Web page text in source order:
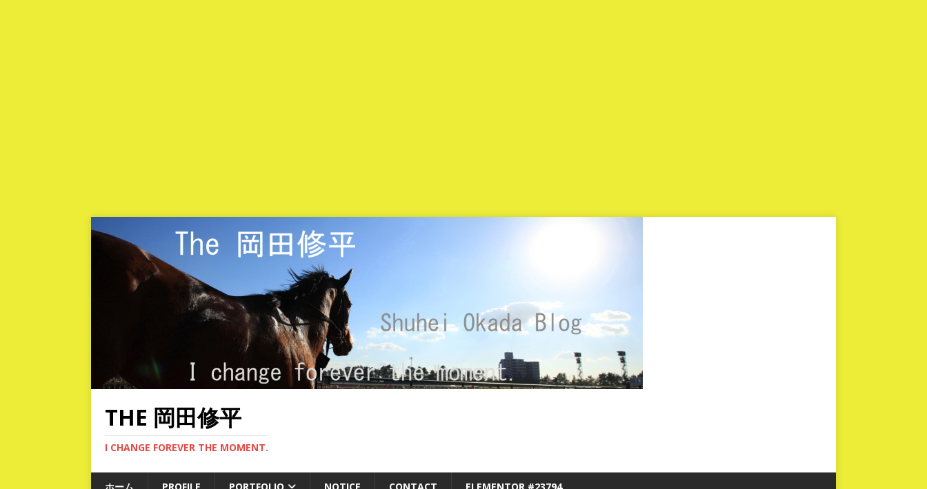
THE 岡田修平
I CHANGE FOREVER THE MOMENT.